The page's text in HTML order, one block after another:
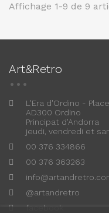
Affichage 1-9 de 9
Art&Retro
L'Era d'Ordino -
AD300 Ordino
Principat d'Andorra
jeudi, vendredi et
00 376 334866
00 376 363263
@artandretro
facebook